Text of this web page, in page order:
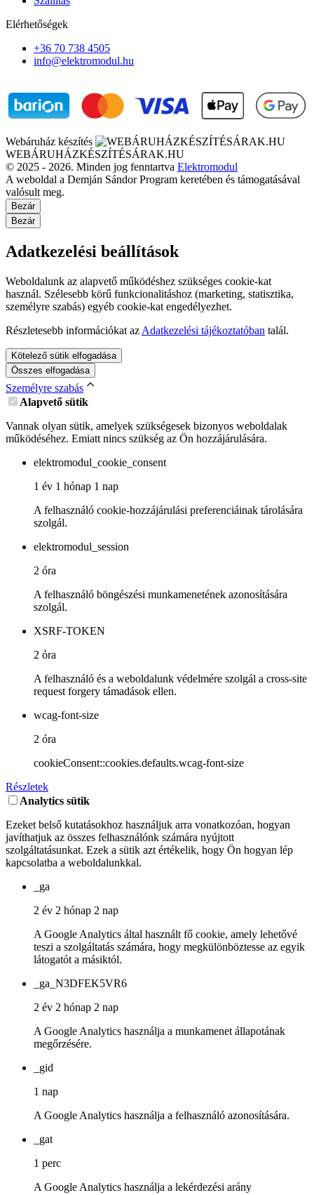
Elérhetőségek
+36 70 738 4505
info@elektromodul.hu
Webáruház készítés
WEBÁRUHÁZKÉSZÍTÉSÁRAK.HU
© 2025 - 2026. Minden jog fenntartva Elektromodul
A weboldal a Demján Sándor Program keretében és támogatásával
valósult meg.
Bezár
Bezár
Adatkezelési beállítások
Weboldalunk az alapvető működéshez szükséges cookie-kat
használ. Szélesebb körű funkcionalitáshoz (marketing, statisztika,
személyre szabás) egyéb cookie-kat engedélyezhet.
Részletesebb információkat az Adatkezelési tájékoztatóban talál.
Kötelező sütik elfogadása
Összes elfogadása
Személyre szabás
Alapvető sütik
Vannak olyan sütik, amelyek szükségesek bizonyos weboldalak
működéséhez. Emiatt nincs szükség az Ön hozzájárulására.
elektromodul_cookie_consent
1 év 1 hónap 1 nap
A felhasználó cookie-hozzájárulási preferenciáinak tárolására
szolgál.
elektromodul_session
2 óra
A felhasználó böngészési munkamenetének azonosítására
szolgál.
XSRF-TOKEN
2 óra
A felhasználó és a weboldalunk védelmére szolgál a cross-site
request forgery támadások ellen.
wcag-font-size
2 óra
cookieConsent::cookies.defaults.wcag-font-size
Részletek
Analytics sütik
Ezeket belső kutatásokhoz használjuk arra vonatkozóan, hogyan
javíthatjuk az összes felhasználónk számára nyújtott
szolgáltatásunkat. Ezek a sütik azt értékelik, hogy Ön hogyan lép
kapcsolatba a weboldalunkkal.
_ga
2 év 2 hónap 2 nap
A Google Analytics által használt fő cookie, amely lehetővé
teszi a szolgáltatás számára, hogy megkülönböztesse az egyik
látogatót a másiktól.
_ga_N3DFEK5VR6
2 év 2 hónap 2 nap
A Google Analytics használja a munkamenet állapotának
megőrzésére.
_gid
1 nap
A Google Analytics használja a felhasználó azonosítására.
_gat
1 perc
A Google Analytics használja a lekérdezési arány